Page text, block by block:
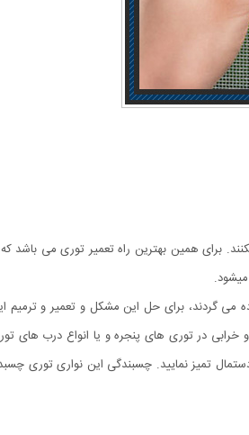
برای همین بهترین راه تعمیر توری می باشد که
می گردند، برای حل این مشکل و تعمیر و ترمیم
در توری های پنجره و یا انواع درب های
تمیز نمایید. چسبندگی این نواری توری